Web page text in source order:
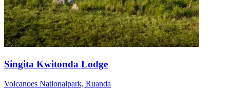
Singita Kwitonda Lodge
Volcanoes Nationalpark, Ruanda